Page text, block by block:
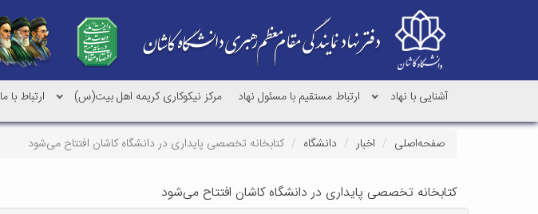
آشنایی با نهاد ارتباط مستقیم با مسئول نهاد مرکز نیکوکاری کریمه اهل بیت(س) ارتباط با ما
صفحه‌اصلی اخبار دانشگاه کتابخانه تخصصی پایداری در دانشگاه کاشان افتتاح می‌شود
کتابخانه تخصصی پایداری در دانشگاه کاشان افتتاح می‌شود